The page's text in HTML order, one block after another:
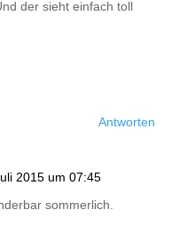
der sieht einfach toll
Antworten
2015 um 07:45
sommerlich.